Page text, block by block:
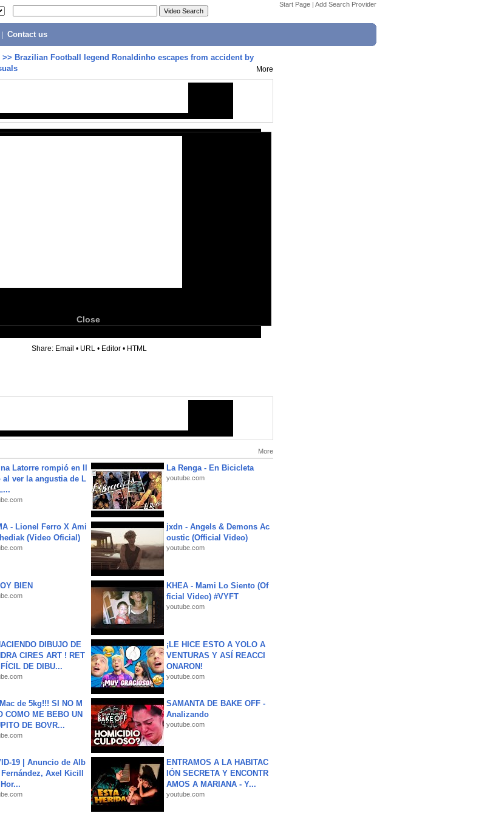
Start Page | Add Search Provider
Contact us
>> Brazilian Football legend Ronaldinho escapes from accident by
More
Close
Share: Email • URL • Editor • HTML
More
Latorre rompió en ll
al ver la angustia de L
La Renga - En Bicicleta
youtube.com
- Lionel Ferro X Ami
(Video Oficial)
jxdn - Angels & Demons Ac
oustic (Official Video)
youtube.com
BIEN
KHEA - Mami Lo Siento (Of
ficial Video) #VYFT
youtube.com
DIBUJO DE
CIRES ART ! RET
DE DIBU...
¡LE HICE ESTO A YOLO A
VENTURAS Y ASÍ REACCI
ONARON!
youtube.com
de 5kg!!! SI NO M
COMO ME BEBO UN
DE BOVR...
SAMANTA DE BAKE OFF -
Analizando
youtube.com
19 | Anuncio de Alb
Axel Kicill
ENTRAMOS A LA HABITAC
IÓN SECRETA Y ENCONTR
AMOS A MARIANA - Y...
youtube.com